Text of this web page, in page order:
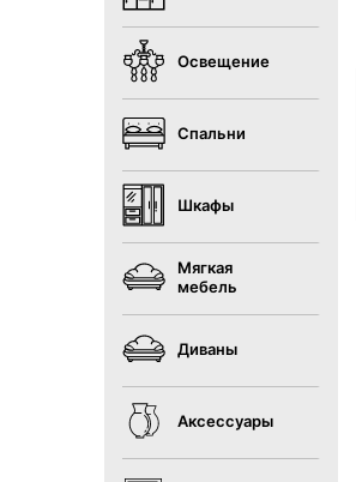
Освещение
Спальни
Шкафы
Мягкая
мебель
Диваны
Аксессуары